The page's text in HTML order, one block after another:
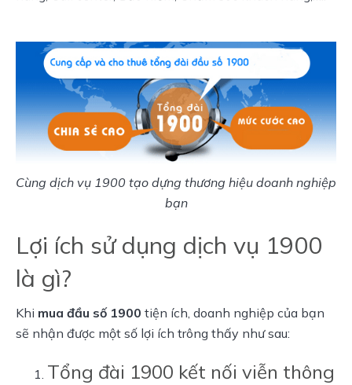
Cùng dịch vụ 1900 tạo dựng thương hiệu doanh nghiệp
bạn
Lợi ích sử dụng dịch vụ 1900
là gì?
Khi mua đầu số 1900 tiện ích, doanh nghiệp của bạn
sẽ nhận được một số lợi ích trông thấy như sau:
Tổng đài 1900 kết nối viễn thông